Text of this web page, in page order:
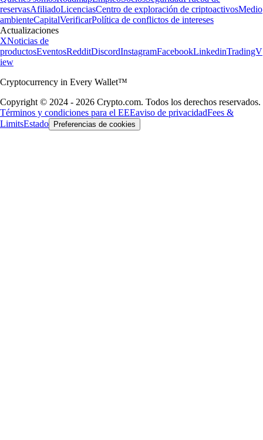
reservasAfiliadoLicenciasCentro de exploración de criptoactivosMedio
ambienteCapitalVerificarPolítica de conflictos de intereses
Actualizaciones
XNoticias de
productosEventosRedditDiscordInstagramFacebookLinkedinTradingV
iew
Cryptocurrency in Every Wallet™
Copyright © 2024 - 2026 Crypto.com. Todos los derechos reservados.
Términos y condiciones para el EEEaviso de privacidadFees &
LimitsEstado Preferencias de cookies